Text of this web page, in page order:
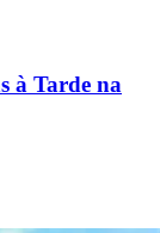
à Tarde na